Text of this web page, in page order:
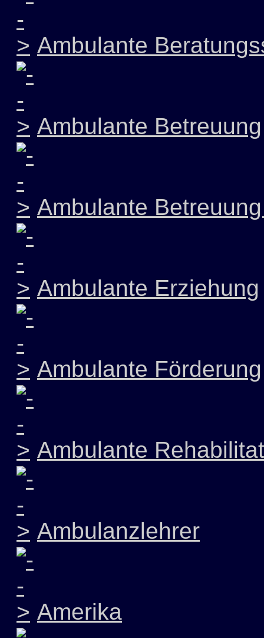
Ambulante
Ambulante Betreuung
Ambulante
Ambulante Erziehung
Ambulante Förderung
Ambulante
Ambulanzlehrer
Amerika